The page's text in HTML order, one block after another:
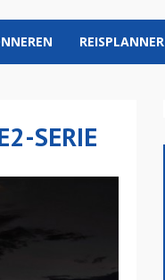
REISPLANNER
SERIE